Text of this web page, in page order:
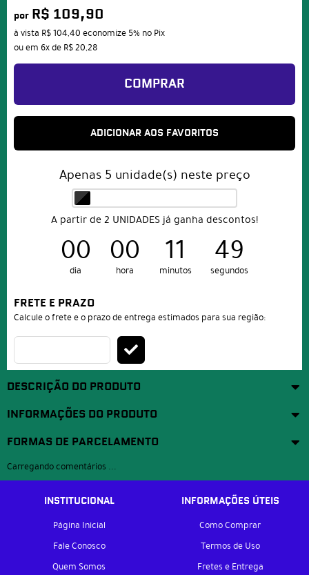
por R$ 109,90
à vista R$ 104,40 economize 5% no Pix
ou em 6xde R$ 20,28
COMPRAR
ADICIONAR AOS FAVORITOS
Apenas 5 unidade(s) neste preço
A partir de 2 UNIDADES já ganha descontos!
00
dia
00
hora
11
minutos
49
segundos
FRETE E PRAZO
Calcule o frete e o prazo de entrega estimados para sua região:
DESCRIÇÃO DO PRODUTO
INFORMAÇÕES DO PRODUTO
FORMAS DE PARCELAMENTO
Carregando comentários ...
INSTITUCIONAL
Página Inicial
Fale Conosco
Quem Somos
INFORMAÇÕES ÚTEIS
Como Comprar
Termos de Uso
Fretes e Entrega